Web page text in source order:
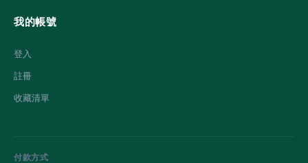
我的帳號
登入
註冊
收藏清單
付款方式